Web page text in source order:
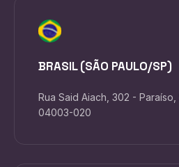
BRASIL (SÃO PAULO/SP)
Rua Said Aiach, 302 - Paraíso,
04003-020